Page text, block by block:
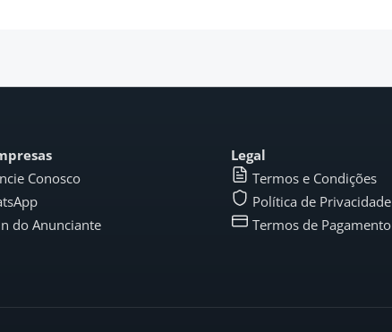
Conosco
do Anunciante
Legal
Termos e Condições
Política de Privacidade
Termos de Pagamento